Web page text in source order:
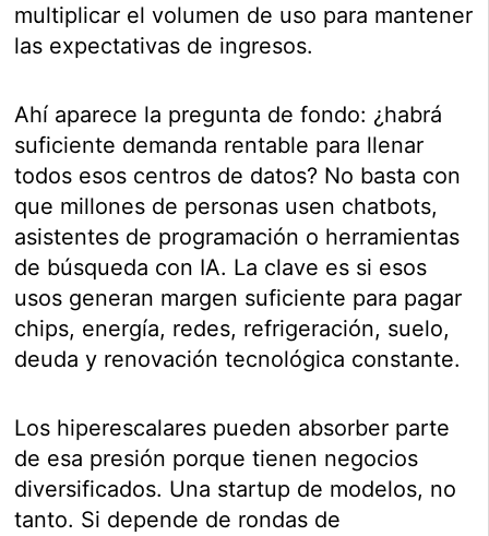
multiplicar el volumen de uso para mantener
las expectativas de ingresos.
Ahí aparece la pregunta de fondo: ¿habrá
suficiente demanda rentable para llenar
todos esos centros de datos? No basta con
que millones de personas usen chatbots,
asistentes de programación o herramientas
de búsqueda con IA. La clave es si esos
usos generan margen suficiente para pagar
chips, energía, redes, refrigeración, suelo,
deuda y renovación tecnológica constante.
Los hiperescalares pueden absorber parte
de esa presión porque tienen negocios
diversificados. Una startup de modelos, no
tanto. Si depende de rondas de